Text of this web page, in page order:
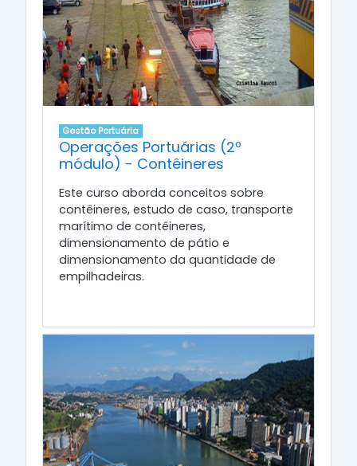
Gestão Portuária
Operações Portuárias (2º
módulo) - Contêineres
Este curso aborda conceitos sobre
contêineres, estudo de caso, transporte
marítimo de contêineres,
dimensionamento de pátio e
dimensionamento da quantidade de
empilhadeiras.